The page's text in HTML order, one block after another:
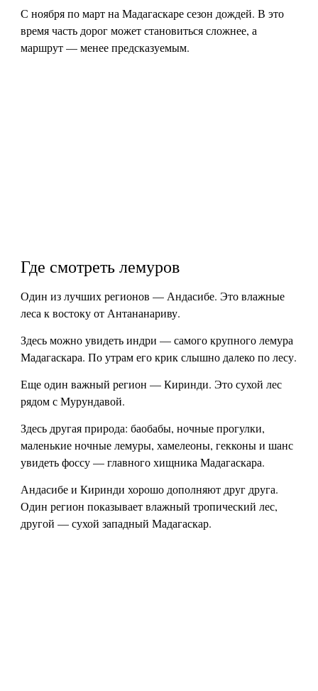
С ноября по март на Мадагаскаре сезон дождей. В это
время часть дорог может становиться сложнее, а
маршрут — менее предсказуемым.
Где смотреть лемуров
Один из лучших регионов — Андасибе. Это влажные
леса к востоку от Антананариву.
Здесь можно увидеть индри — самого крупного лемура
Мадагаскара. По утрам его крик слышно далеко по лесу.
Еще один важный регион — Киринди. Это сухой лес
рядом с Мурундавой.
Здесь другая природа: баобабы, ночные прогулки,
маленькие ночные лемуры, хамелеоны, гекконы и шанс
увидеть фоссу — главного хищника Мадагаскара.
Андасибе и Киринди хорошо дополняют друг друга.
Один регион показывает влажный тропический лес,
другой — сухой западный Мадагаскар.